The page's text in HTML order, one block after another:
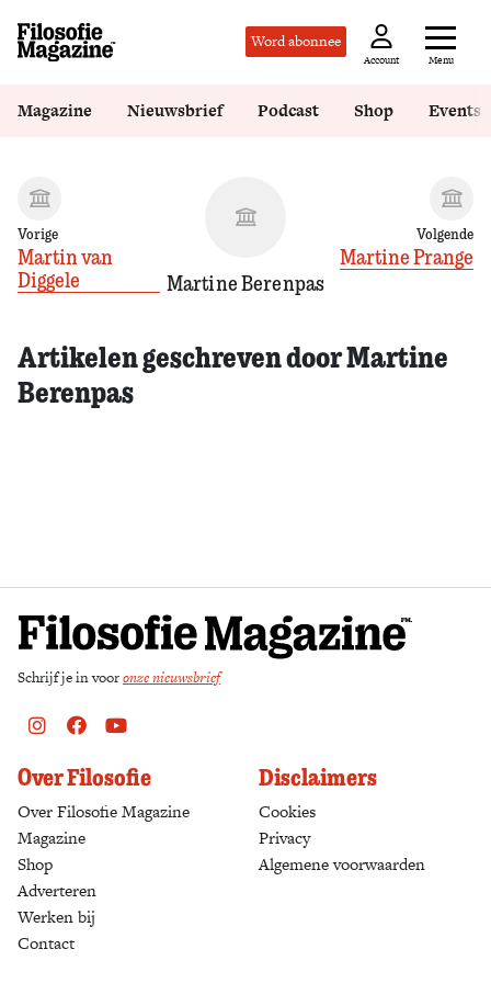
Word abonnee
Account Menu
Magazine Nieuwsbrief Podcast Shop Events
Vorige
Martin van
Diggele
Martine Berenpas
Volgende
Martine Prange
Artikelen geschreven door Martine
Berenpas
Schrijf je in vooronze nieuwsbrief
Instagram
FacebookYoutube
Over Filosofie
Over Filosofie Magazine
Magazine
Shop
Adverteren
Werken bij
Contact
Disclaimers
Cookies
Privacy
Algemene voorwaarden